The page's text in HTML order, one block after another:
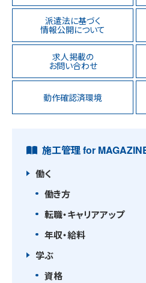
派遣法に基づく
情報公開について
求人掲載の
お問い合わせ
動作確認済環境
施工管理 for
働く
働き方
転職・キャリアアップ
年収・給料
学ぶ
資格